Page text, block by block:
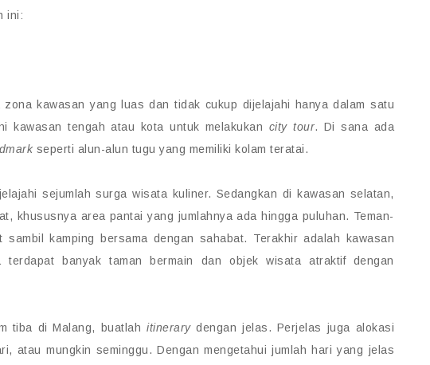
ini:
kawasan yang luas dan tidak cukup dijelajahi hanya dalam satu
kawasan tengah atau kota untuk melakukan city tour. Di sana ada
seperti alun-alun tugu yang memiliki kolam teratai.
sejumlah surga wisata kuliner. Sedangkan di kawasan selatan,
khususnya area pantai yang jumlahnya ada hingga puluhan. Teman-
kamping bersama dengan sahabat. Terakhir adalah kawasan
banyak taman bermain dan objek wisata atraktif dengan
tiba di Malang, buatlah itinerarydengan jelas. Perjelas juga alokasi
atau mungkin seminggu. Dengan mengetahui jumlah hari yang jelas